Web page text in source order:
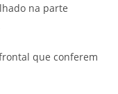
na parte
que conferem